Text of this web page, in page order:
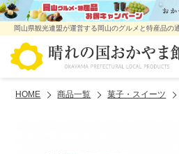
岡山県観光連盟が運営する岡山のグルメと特産品の
HOME 商品一覧 菓子・スイーツ